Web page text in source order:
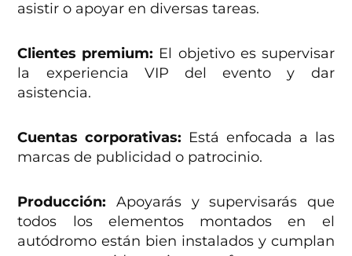
asistir o apoyar en diversas tareas.
Clientes premium: El objetivo es supervisar
la experiencia VIP del evento y dar
asistencia.
Cuentas corporativas: Está enfocada a las
marcas de publicidad o patrocinio.
Producción: Apoyarás y supervisarás que
todos los elementos montados en el
autódromo están bien instalados y cumplan